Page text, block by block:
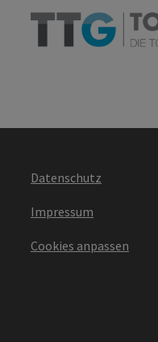
Datenschutz
Impressum
Cookies anpassen